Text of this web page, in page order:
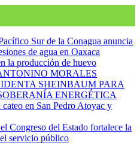
Sur de la Conagua anuncia
de agua en Oaxaca
la producción de huevo
MORALES
SHEINBAUM PARA
ENERGÉTICA
en San Pedro Atoyac y
Congreso del Estado fortalece la
servicio público